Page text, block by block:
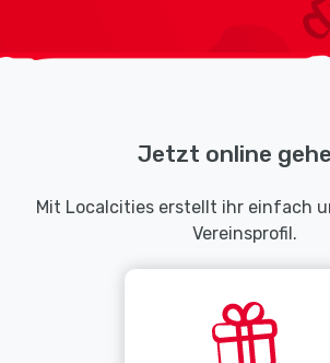
Jetzt online
Mit Localcities erstellt ihr einfach
Vereinsprofil.